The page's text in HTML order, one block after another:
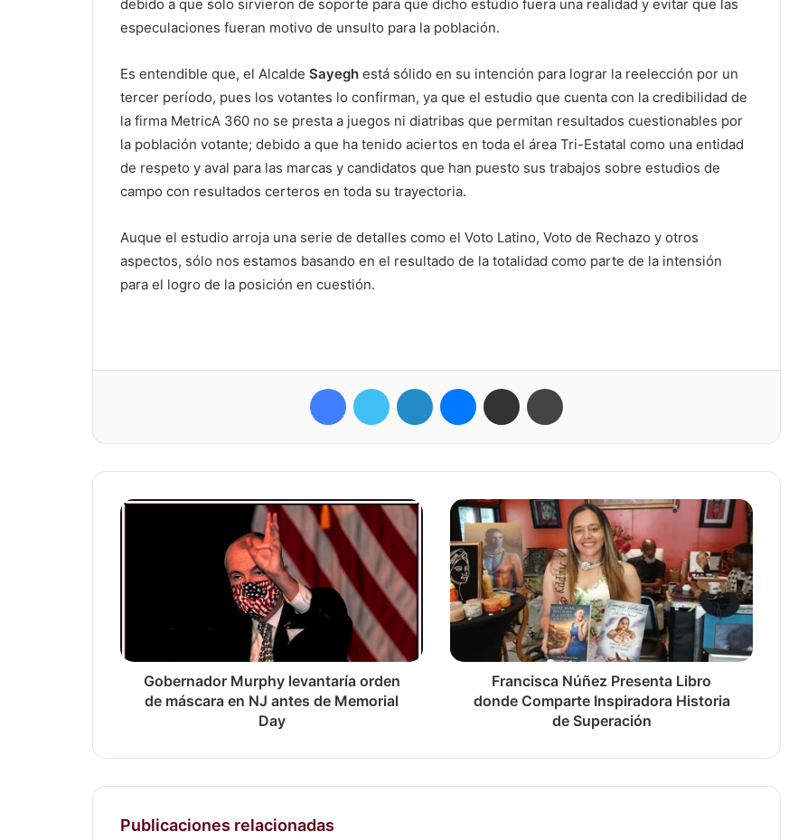
debido a que solo sirvieron de soporte para que dicho estudio fuera una realidad y evitar que las
especulaciones fueran motivo de unsulto para la población.
Es entendible que, el Alcalde Sayegh está sólido en su intención para lograr la reelección por un
tercer período, pues los votantes lo confirman, ya que el estudio que cuenta con la credibilidad de
la firma MetricA 360 no se presta a juegos ni diatribas que permitan resultados cuestionables por
la población votante; debido a que ha tenido aciertos en toda el área Tri-Estatal como una entidad
de respeto y aval para las marcas y candidatos que han puesto sus trabajos sobre estudios de
campo con resultados certeros en toda su trayectoria.
Auque el estudio arroja una serie de detalles como el Voto Latino, Voto de Rechazo y otros
aspectos, sólo nos estamos basando en el resultado de la totalidad como parte de la intensión
para el logro de la posición en cuestión.
Gobernador Murphy levantaría orden
de máscara en NJ antes de Memorial
Day
Francisca Núñez Presenta Libro
donde Comparte Inspiradora Historia
de Superación
Publicaciones relacionadas